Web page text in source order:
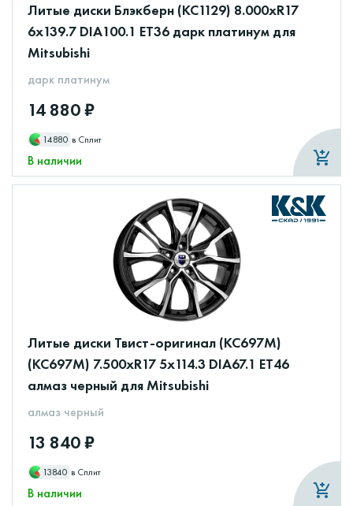
Литые диски Блэкберн (КС1129) 8.000xR17
6x139.7 DIA100.1 ET36 дарк платинум для
Mitsubishi
дарк платинум
14 880 ₽
14880 в Сплит
В наличии
Литые диски Твист-оригинал (КС697M)
(КС697М) 7.500xR17 5x114.3 DIA67.1 ET46
алмаз черный для Mitsubishi
алмаз черный
13 840 ₽
13840 в Сплит
В наличии